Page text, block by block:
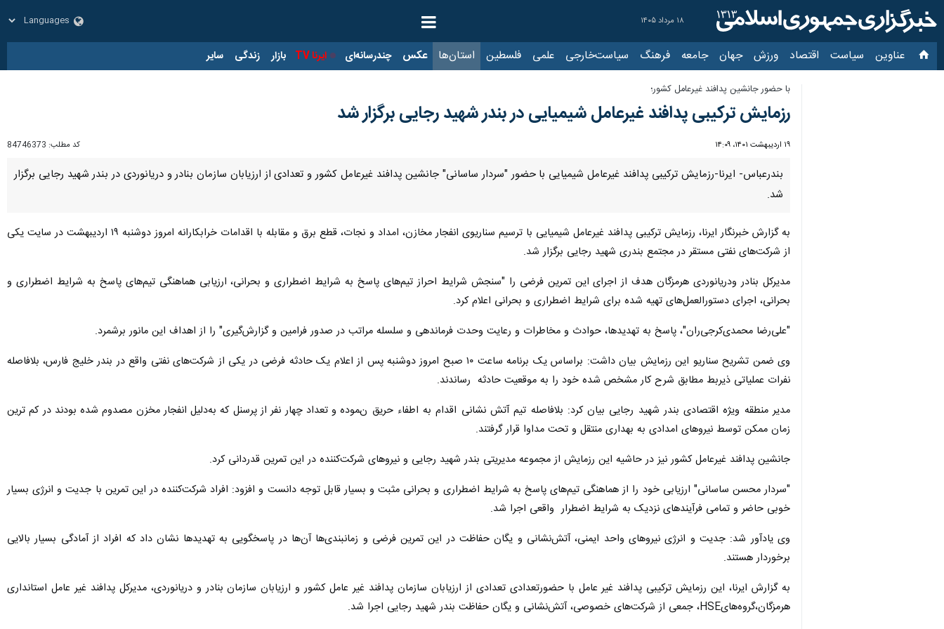
۱۸ مرداد ۱۴۰۵
عناوین‌ سیاست اقتصاد ورزش جهان جامعه فرهنگ سیاست‌خارجی علمی فلسطین استان‌ها عکس چندرسانه‌ای ایرنا TV بازار زندگی سایر
با حضور جانشین پدافند غیرعامل کشور؛
رزمایش ترکیبی پدافند غیرعامل شیمیایی در بندر شهید رجایی برگزار شد
۱۹ اردیبهشت ۱۴۰۱، ۱۴:۰۹ کد مطلب: 84746373
بندرعباس- ایرنا-رزمایش ترکیبی پدافند غیرعامل شیمیایی با حضور "سردار ساسانی" جانشین پدافند غیرعامل کشور و تعدادی از ارزیابان سازمان بنادر و دریانوردی در بندر شهید رجایی برگزار
شد.
به گزارش خبرنگار ایرنا، رزمایش ترکیبی پدافند غیرعامل شیمیایی با ترسیم سناریوی انفجار مخازن، امداد و نجات، قطع برق و مقابله با اقدامات خرابکارانه امروز دوشنبه ۱۹ اردیبهشت در سایت یکی
از شرکت‌های نفتی مستقر در مجتمع بندری شهید رجایی برگزار شد.
مدیرکل بنادر ودریانوردی هرمزگان هدف از اجرای این تمرین فرضی را "سنجش شرایط احراز تیم‌های پاسخ به شرایط اضطراری و بحرانی، ارزیابی هماهنگی تیم‌های پاسخ به شرایط اضطراری و
بحرانی، اجرای دستورالعمل‌های تهیه شده برای شرایط اضطراری و بحرانی اعلام کرد.
"علی‌رضا محمدی‌کرجی‌ران"، پاسخ به تهدیدها، حوادث و مخاطرات و رعایت وحدت فرماندهی و سلسله مراتب در صدور فرامین و گزارش‌گیری" را از اهداف این مانور برشمرد.
وی ضمن تشریح سناریو این رزمایش بیان داشت: براساس یک برنامه ساعت ۱۰ صبح امروز دوشنبه پس از اعلام یک حادثه فرضی در یکی از شرکت‌های نفتی واقع در بندر خلیج فارس، بلافاصله
نفرات عملیاتی ذیربط مطابق شرح کار مشخص شده خود را به موقعیت حادثه رساندند.
مدیر منطقه ویژه اقتصادی بندر شهید رجایی بیان کرد: بلافاصله تیم آتش نشانی اقدام به اطفاء حریق نموده و تعداد چهار نفر از پرسنل که به‌دلیل انفجار مخزن مصدوم شده بودند در کم ترین زمان
ممکن توسط نیروهای امدادی به بهداری منتقل و تحت مداوا قرار گرفتند.
جانشین پدافند غیرعامل کشور نیز در حاشیه این رزمایش از مجموعه مدیریتی بندر شهید رجایی و نیروهای شرکت‌کننده در این تمرین قدردانی کرد.
"سردار محسن ساسانی" ارزیابی خود را از هماهنگی تیم‌های پاسخ به شرایط اضطراری و بحرانی مثبت و بسیار قابل توجه دانست و افزود: افراد شرکت‌کننده در این تمرین با جدیت و انرژی بسیار
خوبی حاضر و تمامی فرآیندهای نزدیک به شرایط اضطرار واقعی اجرا شد.
وی یادآور شد: جدیت و انرژی نیروهای واحد ایمنی، آتش‌نشانی و یگان حفاظت در این تمرین فرضی و زمانبندی‌ها آن‌ها در پاسخگویی به تهدیدها نشان داد که افراد از آمادگی بسیار بالایی
برخوردار هستند.
به گزارش ایرنا، این رزمایش ترکیبی پدافند غیر عامل با حضورتعدادی تعدادی از ارزیابان سازمان پدافند غیر عامل کشور و ارزیابان سازمان بنادر و دریانوردی، مدیرکل پدافند غیر عامل استانداری
هرمزگان،گروه‌هایHSE، جمعی از شرکت‌های خصوصی، آتش‌نشانی و یگان حفاظت بندر شهید رجایی اجرا شد.